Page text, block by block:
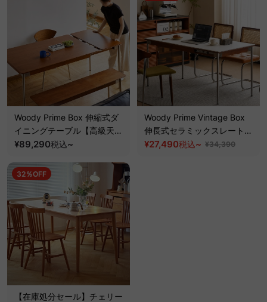
Woody Prime Box 伸縮式ダ
イニングテーブル【高級天然
ツゲ材】
¥89,290税込~
Woody Prime Vintage Box
伸長式セラミックスレートダ
イニングテーブル【高級天然
¥27,490税込~ ¥34,390
32％OFF
【在庫処分セール】チェリー